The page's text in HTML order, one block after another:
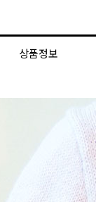
상품정보